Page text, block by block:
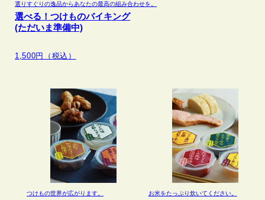
選りすぐりの逸品からあなたの最高の組み合わせを。
選べる！つけものバイキング
(ただいま準備中)
1,500円（税込）
つけもの世界が広がります。 お米をたっぷり炊いてください。